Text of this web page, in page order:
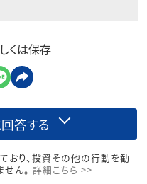
くは保存
答する
おり、投資その他の行動を勧
ん。 詳細こちら >>